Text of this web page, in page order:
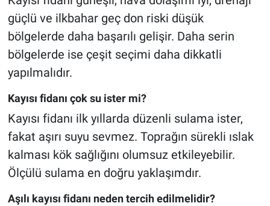
güçlü ve ilkbahar geç don riski düşük
bölgelerde daha başarılı gelişir. Daha serin
bölgelerde ise çeşit seçimi daha dikkatli
yapılmalıdır.
Kayısı fidanı çok su ister mi?
Kayısı fidanı ilk yıllarda düzenli sulama ister,
fakat aşırı suyu sevmez. Toprağın sürekli ıslak
kalması kök sağlığını olumsuz etkileyebilir.
Ölçülü sulama en doğru yaklaşımdır.
Aşılı kayısı fidanı neden tercih edilmelidir?